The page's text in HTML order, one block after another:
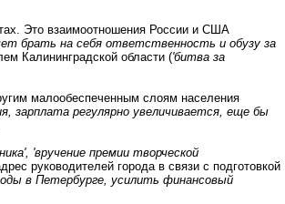
Это взаимоотношения России и США
брать на себя ответственность и обузу за
Калининградской области ('битва за
малообеспеченным слоям населения
зарплата регулярно увеличивается, еще бы
'вручение премии творческой
руководителей города в связи с подготовкой
в Петербурге, усилить финансовый